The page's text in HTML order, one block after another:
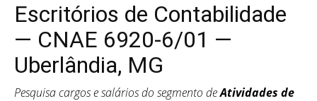
Escritórios de Contabilidade
— CNAE 6920-6/01 —
Uberlândia, MG
Pesquisa cargos e salários do segmento deAtividades de